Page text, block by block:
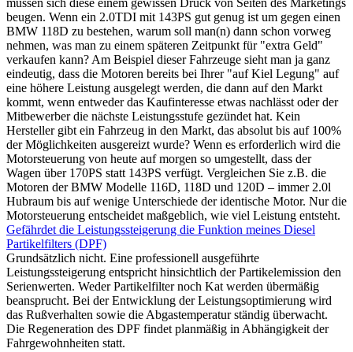
beugen. Wenn ein 2.0TDI mit 143PS gut genug ist um gegen einen
BMW 118D zu bestehen, warum soll man(n) dann schon vorweg
nehmen, was man zu einem späteren Zeitpunkt für "extra Geld"
verkaufen kann? Am Beispiel dieser Fahrzeuge sieht man ja ganz
eindeutig, dass die Motoren bereits bei Ihrer "auf Kiel Legung" auf
eine höhere Leistung ausgelegt werden, die dann auf den Markt
kommt, wenn entweder das Kaufinteresse etwas nachlässt oder der
Mitbewerber die nächste Leistungsstufe gezündet hat. Kein
Hersteller gibt ein Fahrzeug in den Markt, das absolut bis auf 100%
der Möglichkeiten ausgereizt wurde? Wenn es erforderlich wird die
Motorsteuerung von heute auf morgen so umgestellt, dass der
Wagen über 170PS statt 143PS verfügt. Vergleichen Sie z.B. die
Motoren der BMW Modelle 116D, 118D und 120D – immer 2.0l
Hubraum bis auf wenige Unterschiede der identische Motor. Nur die
Motorsteuerung entscheidet maßgeblich, wie viel Leistung entsteht.
Gefährdet die Leistungssteigerung die Funktion meines Diesel
Partikelfilters (DPF)
Grundsätzlich nicht. Eine professionell ausgeführte
Leistungssteigerung entspricht hinsichtlich der Partikelemission den
Serienwerten. Weder Partikelfilter noch Kat werden übermäßig
beansprucht. Bei der Entwicklung der Leistungsoptimierung wird
das Rußverhalten sowie die Abgastemperatur ständig überwacht.
Die Regeneration des DPF findet planmäßig in Abhängigkeit der
Fahrgewohnheiten statt.